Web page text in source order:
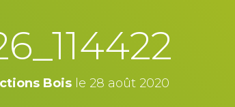
Boisle 28 août 2020